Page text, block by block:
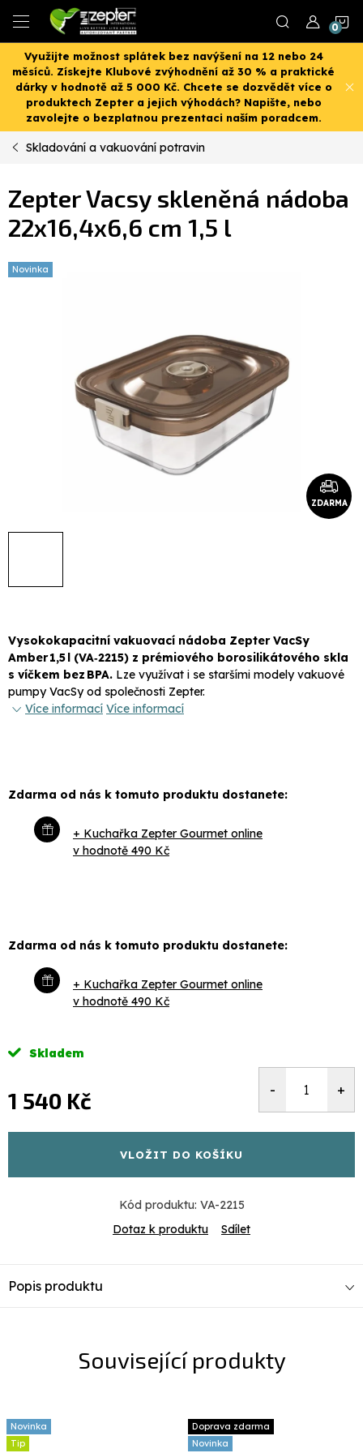
obsah
Využijte možnost splátek bez navýšení na 12 nebo 24
měsíců. Získejte Klubové zvýhodnění až 30 % a praktické
dárky v hodnotě až 5 000 Kč. Chcete se dozvědět více o
produktech Zepter a jejich výhodách? Napište, nebo
zavolejte o bezplatnou prezentaci naším poradcem.
Skladování a vakuování potravin
Zepter Vacsy skleněná nádoba
22x16,4x6,6 cm 1,5 l
Novinka
ZDARMA
Vysokokapacitní vakuovací nádoba Zepter VacSy
Amber 1,5 l (VA‑2215) z prémiového borosilikátového skla
s víčkem bez BPA. Lze využívat i se staršími modely vakuové
pumpy VacSy od společnosti Zepter.
Více informací Více informací
Zdarma od nás k tomuto produktu dostanete:
+ Kuchařka Zepter Gourmet online
v hodnotě 490 Kč
Zdarma od nás k tomuto produktu dostanete:
+ Kuchařka Zepter Gourmet online
v hodnotě 490 Kč
Skladem
1 540 Kč
VLOŽIT DO KOŠÍKU
Kód produktu: VA-2215
Dotaz k produktu
Sdílet
Popis produktu
Související produkty
Novinka
Tip
Doprava zdarma
Novinka